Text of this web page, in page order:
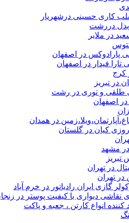
کاری حسینی درشهریار
دررشت
در ملایر
پارادوکس در اصفهان
تارا فیدار در اصفهان
کرج
در تبریز
طلقی و توری در رشت
در اصفهان
در همدان
روزی کیان در گلستان
مشهد
تبریز
در تهران
در تهران
گازی ایران رادیاتور در خرم آباد
نقاشی دیواری با کیفیت پوستر در
کننده انواع کارتن ، جعبه و پاکت